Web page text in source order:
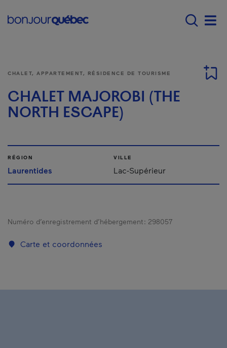
Main navigation -
CHALET, APPARTEMENT, RÉSIDENCE DE TOURISME
CHALET MAJOROBI (THE
NORTH ESCAPE)
RÉGION
Laurentides
VILLE
Lac-Supérieur
Numéro d’enregistrement d’hébergement : 298057
Carte et coordonnées